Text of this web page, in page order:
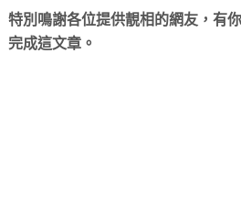
特別鳴謝各位提供靚相的網友，有
完成這文章。